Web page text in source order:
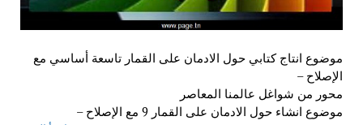
موضوع انتاج كتابي حول الادمان على القمار تاسعة أساسي مع
الإصلاح –
محور من شواغل عالمنا المعاصر
موضوع انشاء حول الادمان على القمار 9 مع الإصلاح –